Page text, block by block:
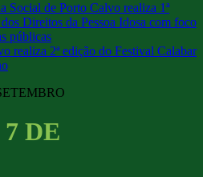
Social de Porto Calvo realiza 1ª
Direitos da Pessoa Idosa com foco
públicas
realiza 2ª edição do Festival Calabar
7 DE